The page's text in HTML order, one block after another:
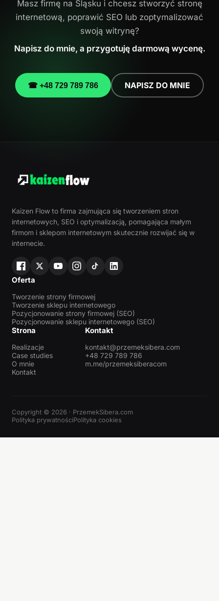
Masz firmę na Śląsku i chcesz stworzyć stronę
internetową, poprawić SEO lub zoptymalizować
swoją witrynę?
Napisz do mnie, a przygotuję darmową wycenę.
☎ +48 729 789 786 NAPISZ DO MNIE
Kaizen Flow to firma zajmująca się tworzeniem stron
internetowych, SEO i optymalizacją, pomagająca małym
firmom i sklepom internetowym skutecznie rozwijać się w
internecie.
Oferta
Tworzenie strony firmowej
Tworzenie sklepu internetowego
Pozycjonowanie strony firmowej (SEO)
Pozycjonowanie sklepu internetowego (SEO)
Strona
Realizacje
Case studies
O mnie
Kontakt
Kontakt
kontakt@przemeksibera.com
+48 729 789 786
m.me/przemeksiberacom
Copyright © 2026 · PrzemekSibera.com
Polityka prywatnościPolityka cookies